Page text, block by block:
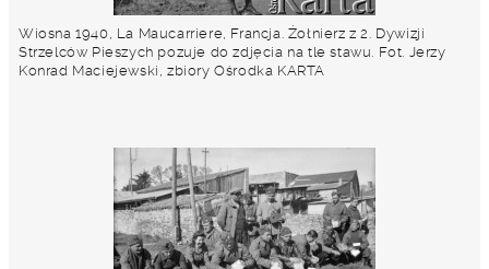
Wiosna 1940, La Maucarriere, Francja. Żołnierz z 2. Dywizji
Strzelców Pieszych pozuje do zdjęcia na tle stawu. Fot. Jerzy
Konrad Maciejewski, zbiory Ośrodka KARTA